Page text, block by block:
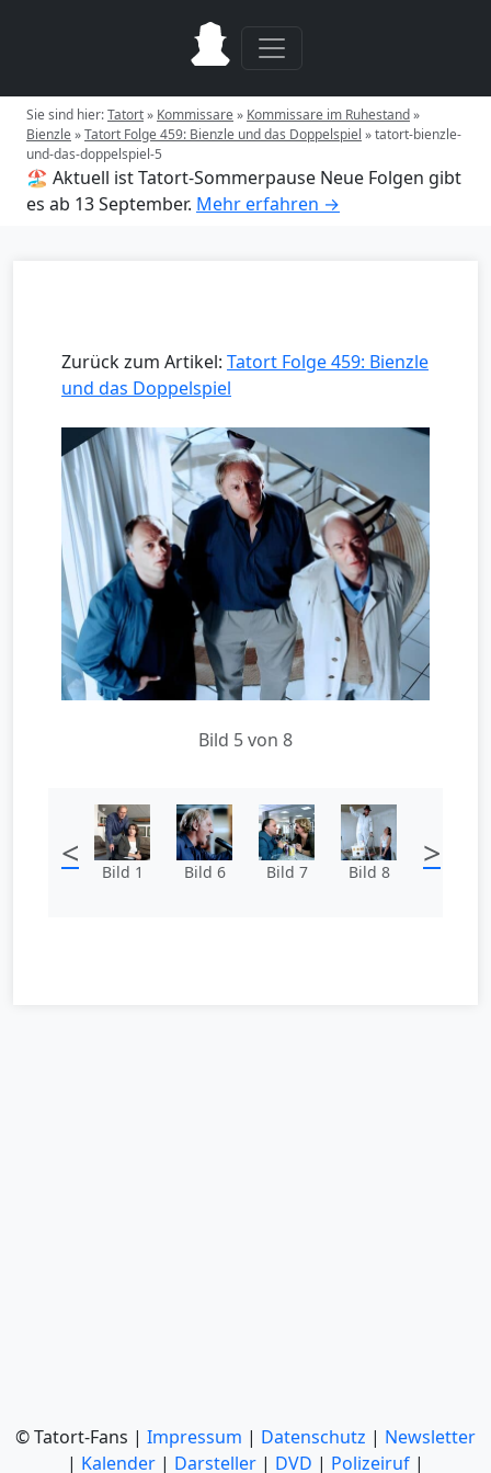
Sie sind hier:Tatort» Kommissare» Kommissare im Ruhestand»
Bienzle»Tatort Folge 459: Bienzle und das Doppelspiel »tatort-bienzle-
und-das-doppelspiel-5
🏖️ Aktuell ist Tatort-Sommerpause Neue Folgen gibt
es ab 13 September. Mehr erfahren →
Zurück zum Artikel: Tatort Folge 459: Bienzle
und das Doppelspiel
Bild 5 von 8
< Bild 1 Bild 6 Bild 7 Bild 8 >
© Tatort-Fans | Impressum | Datenschutz | Newsletter
| Kalender | Darsteller | DVD | Polizeiruf |